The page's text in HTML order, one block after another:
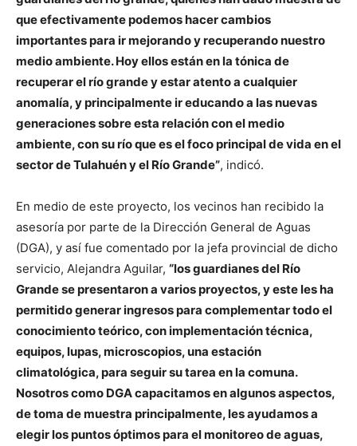
que efectivamente podemos hacer cambios
importantes para ir mejorando y recuperando nuestro
medio ambiente. Hoy ellos están en la tónica de
recuperar el río grande y estar atento a cualquier
anomalía, y principalmente ir educando a las nuevas
generaciones sobre esta relación con el medio
ambiente, con su río que es el foco principal de vida en el
sector de Tulahuén y el Río Grande”, indicó.
En medio de este proyecto, los vecinos han recibido la
asesoría por parte de la Dirección General de Aguas
(DGA), y así fue comentado por la jefa provincial de dicho
servicio, Alejandra Aguilar, “los guardianes del Río
Grande se presentaron a varios proyectos, y este les ha
permitido generar ingresos para complementar todo el
conocimiento teórico, con implementación técnica,
equipos, lupas, microscopios, una estación
climatológica, para seguir su tarea en la comuna.
Nosotros como DGA capacitamos en algunos aspectos,
de toma de muestra principalmente, les ayudamos a
elegir los puntos óptimos para el monitoreo de aguas,